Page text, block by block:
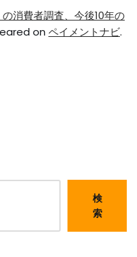
の消費者調査、今後10年の
on ペイメントナビ.
検
索